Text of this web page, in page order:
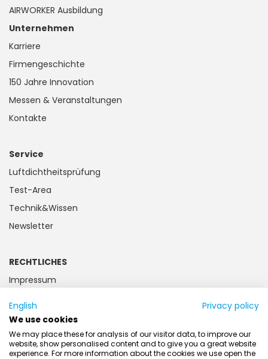
AIRWORKER Ausbildung
Unternehmen
Karriere
Firmengeschichte
150 Jahre Innovation
Messen & Veranstaltungen
Kontakte
Service
Luftdichtheitsprüfung
Test-Area
Technik&Wissen
Newsletter
RECHTLICHES
Impressum
Kundeninformation
Batteriegesetz
AGB
English
Privacy policy
We use cookies
We may place these for analysis of our visitor data, to improve our
website, show personalised content and to give you a great website
experience. For more information about the cookies we use open the